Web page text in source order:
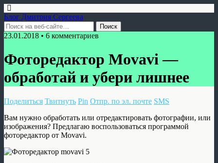
Блог Дмитрия Сергеева
23.01.2018 • 6 комментариев
Фоторедактор Movavi —
обработай и убери лишнее
Поделиться Твитнуть Pin Отпр. по эл. почте SMS
Вам нужно обработать или отредактировать фотографии, или
изображения? Предлагаю воспользоваться программой
фоторедактор от Movavi.